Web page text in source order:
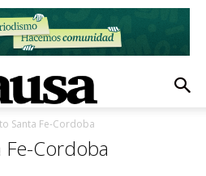
Santa Fe-Cordoba
Cordoba